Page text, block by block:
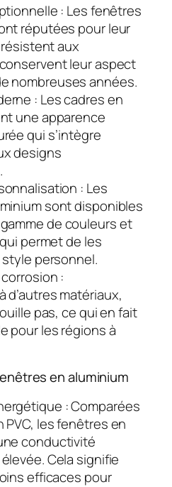
: Les fenêtres
réputées pour leur
aux
leur aspect
nombreuses années.
: Les cadres en
une apparence
qui s’intègre
designs
: Les
sont disponibles
de couleurs et
permet de les
personnel.
:
d’autres matériaux,
pas, ce qui en fait
pour les régions à
en aluminium
: Comparées
les fenêtres en
conductivité
Cela signifie
efficaces pour